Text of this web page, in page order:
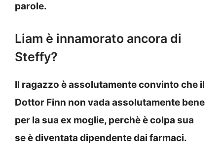
parole.
Liam è innamorato ancora di
Steffy?
Il ragazzo è assolutamente convinto che il
Dottor Finn non vada assolutamente bene
per la sua ex moglie, perchè è colpa sua
se è diventata dipendente dai farmaci.